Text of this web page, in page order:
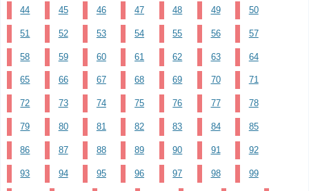
44 45 46 47 48 49 50
51 52 53 54 55 56 57
58 59 60 61 62 63 64
65 66 67 68 69 70 71
72 73 74 75 76 77 78
79 80 81 82 83 84 85
86 87 88 89 90 91 92
93 94 95 96 97 98 99